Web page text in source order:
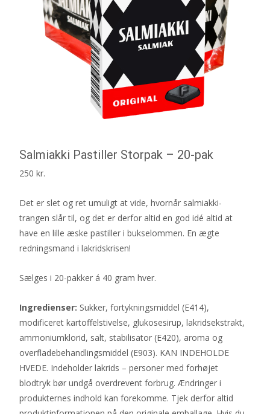
Salmiakki Pastiller Storpak – 20-pak
250 kr.
Det er slet og ret umuligt at vide, hvornår salmiakki-
trangen slår til, og det er derfor altid en god idé altid at
have en lille æske pastiller i bukselommen. En ægte
redningsmand i lakridskrisen!
Sælges i 20-pakker á 40 gram hver.
Ingredienser: Sukker, fortykningsmiddel (E414),
modificeret kartoffelstivelse, glukosesirup, lakridsekstrakt,
ammoniumklorid, salt, stabilisator (E420), aroma og
overfladebehandlingsmiddel (E903). KAN INDEHOLDE
HVEDE. Indeholder lakrids – personer med forhøjet
blodtryk bør undgå overdrevent forbrug. Ændringer i
produkternes indhold kan forekomme. Tjek derfor altid